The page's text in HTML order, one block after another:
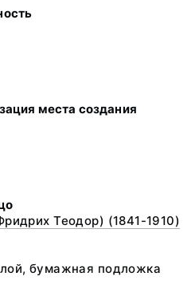
места создания
Теодор) (1841-1910)
бумажная подложка